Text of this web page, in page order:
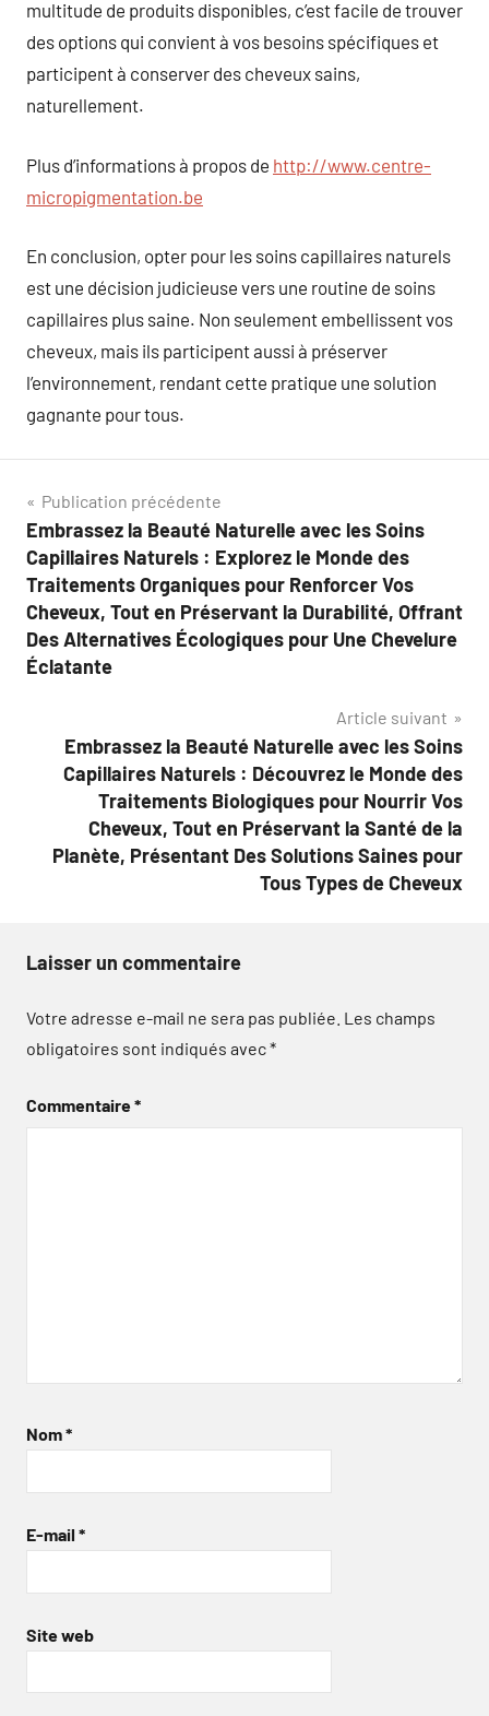
multitude de produits disponibles, c’est facile de trouver
des options qui convient à vos besoins spécifiques et
participent à conserver des cheveux sains,
naturellement.
Plus d’informations à propos de http://www.centre-
micropigmentation.be
En conclusion, opter pour les soins capillaires naturels
est une décision judicieuse vers une routine de soins
capillaires plus saine. Non seulement embellissent vos
cheveux, mais ils participent aussi à préserver
l’environnement, rendant cette pratique une solution
gagnante pour tous.
Navigation
de
l’article
Publication précédente
Embrassez la Beauté Naturelle avec les Soins
Capillaires Naturels : Explorez le Monde des
Traitements Organiques pour Renforcer Vos
Cheveux, Tout en Préservant la Durabilité, Offrant
Des Alternatives Écologiques pour Une Chevelure
Éclatante
Article suivant
Embrassez la Beauté Naturelle avec les Soins
Capillaires Naturels : Découvrez le Monde des
Traitements Biologiques pour Nourrir Vos
Cheveux, Tout en Préservant la Santé de la
Planète, Présentant Des Solutions Saines pour
Tous Types de Cheveux
Laisser un commentaire
Votre adresse e-mail ne sera pas publiée. Les champs
obligatoires sont indiqués avec*
Commentaire*
Nom*
E-mail *
Site web